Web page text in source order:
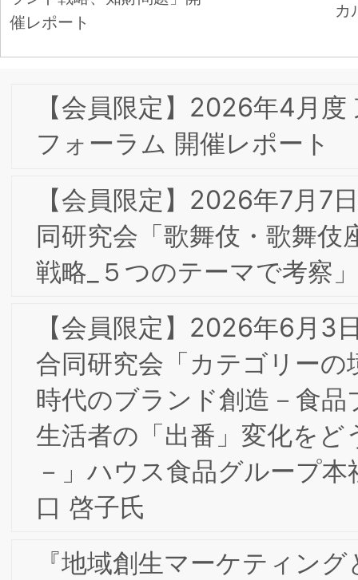
－」ハウス食品グループ本社株式会社
口 啓子氏
(山口夕妃子、陶山計介、西村順二、田中
洋 編著)が日本マーケティング学会・日
本マーケティング本大賞2026にノミネ
【会員限定】2026年3月17日 第8回東阪
合同研究会「コーポレートブランド構築
に向けたデジタル・Web広告」キヤノ
健氏
【会員限定】2026年5月8日 第１回東阪
合同研究会「FCビジネスとブランド」
【会員限定】2/25(水) 2025年度 第1回
的財産部会・第7回東京/大阪合同研究会
「テキストマイニング手法によるブラ
ディング分析の可能性」/日本ライセン
ス協会共同開催 レポート
【会員限定】2026年3月17日(火)第8回